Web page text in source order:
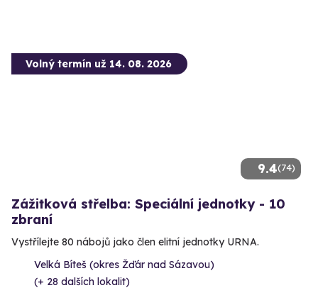
9.4(74)
Volný termín už 14. 08. 2026
Zážitková střelba: Speciální jednotky - 10
zbraní
Vystřílejte 80 nábojů jako člen elitní jednotky URNA.
Velká Bíteš (okres Žďár nad Sázavou)
(+ 28 dalších lokalit)